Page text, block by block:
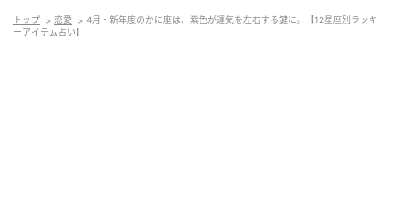
なんて時間をゆっくりとるのでもいい。ラッキーデー
は4月5日、23日。
トップ 恋愛
4月・新年度のかに座は、紫色が運気を左右する鍵に。【12星座別ラッキ
ーアイテム占い】